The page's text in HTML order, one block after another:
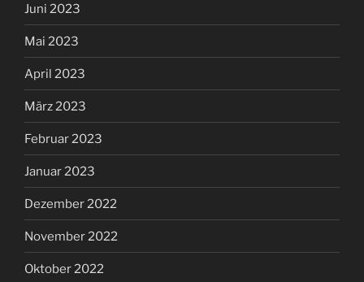
Juni 2023
Mai 2023
April 2023
März 2023
Februar 2023
Januar 2023
Dezember 2022
November 2022
Oktober 2022